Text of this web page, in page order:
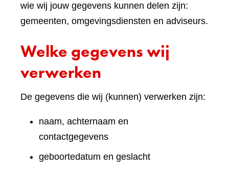
wie wij jouw gegevens kunnen delen zijn:
gemeenten, omgevingsdiensten en adviseurs.
Welke gegevens wij
verwerken
De gegevens die wij (kunnen) verwerken zijn:
naam, achternaam en
contactgegevens
geboortedatum en geslacht